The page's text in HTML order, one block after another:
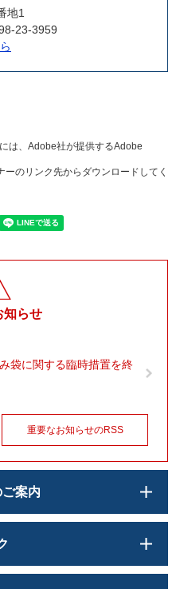
地1
23-3959
は、Adobe社が提供するAdobe
のリンク先からダウンロードしてく
知らせ
袋に関する臨時措置を終
重要なお知らせのRSS
案内